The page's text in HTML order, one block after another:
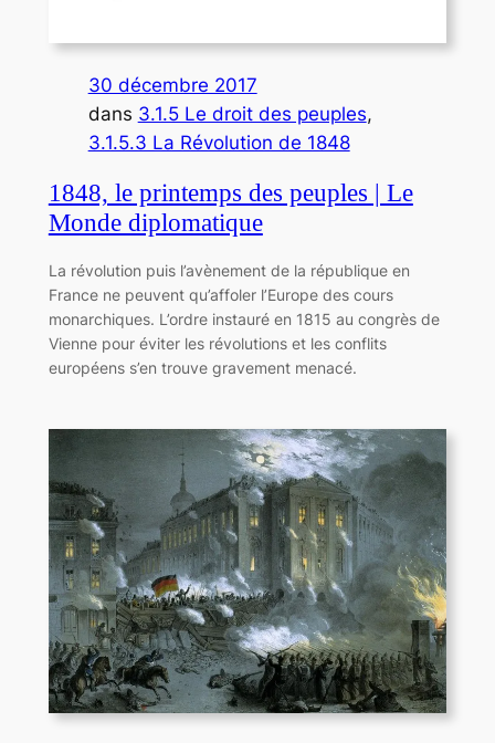
30 décembre 2017
dans 3.1.5 Le droit des peuples
3.1.5.3 La Révolution de 1848
1848, le printemps des peuples | Le
Monde diplomatique
La révolution puis l’avènement de la république en
France ne peuvent qu’affoler l’Europe des cours
monarchiques. L’ordre instauré en 1815 au congrès de
Vienne pour éviter les révolutions et les conflits
européens s’en trouve gravement menacé.